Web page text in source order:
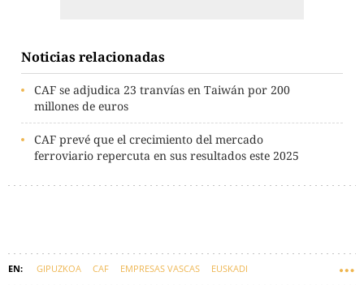
Noticias relacionadas
CAF se adjudica 23 tranvías en Taiwán por 200
millones de euros
CAF prevé que el crecimiento del mercado
ferroviario repercuta en sus resultados este 2025
GIPUZKOA CAF EMPRESAS VASCAS EUSKADI